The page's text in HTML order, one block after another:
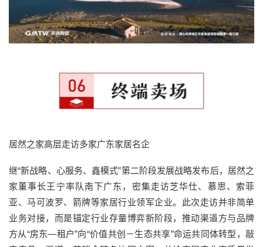
居然之家高层走访多家广东家居名企
继“新战略、心服务、鑫模式”第二阶段发展战略发布后，居然之
家董事长王宁率队南下广东，密集走访芝华仕、慕思、索菲
亚、马可波罗、箭牌等家居行业领军企业。此次走访并非简单
业务对接，而是锚定行业存量博弈新阶段，推动渠道方与品牌
方从“房东—租户”向“价值共创－生态共享”命运共同体转型，敲